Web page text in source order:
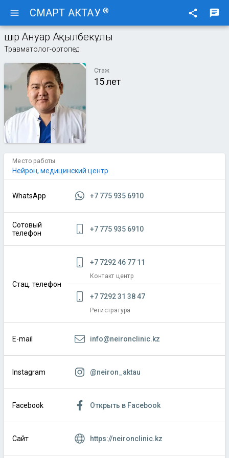
menu СМАРТ АКТАУ ® share chat
Әшір Ануар Ақылбекұлы
Травматолог-ортопед
Стаж
15 лет
Место работы
Нейрон, медицинский центр
WhatsApp +7 775 935 6910
Сотовый
телефон
+7 775 935 6910
Стац. телефон
+7 7292 46 77 11
Контакт центр
+7 7292 31 38 47
Регистратура
E-mail info@neironclinic.kz
Instagram @neiron_aktau
Facebook Открыть в Facebook
Сайт https://neironclinic.kz